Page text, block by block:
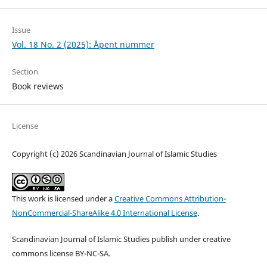
Issue
Vol. 18 No. 2 (2025): Åpent nummer
Section
Book reviews
License
Copyright (c) 2026 Scandinavian Journal of Islamic Studies
This work is licensed under aCreative Commons Attribution-
NonCommercial-ShareAlike 4.0 International License.
Scandinavian Journal of Islamic Studies publish under creative
commons license BY-NC-SA.